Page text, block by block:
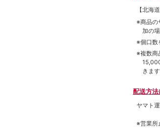
【北海
※商品の
加の
※個口数
※複数商
きます
配送方法
ヤマト
※営業所